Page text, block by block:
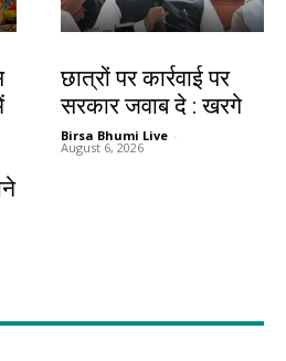
छात्रों पर कार्रवाई पर
सरकार जवाब दे : खरगे
Birsa Bhumi Live -
August 6, 2026